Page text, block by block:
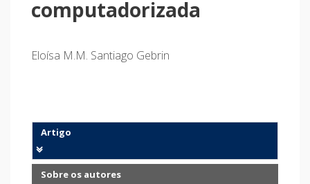
computadorizada
Eloísa M.M. Santiago Gebrin
Artigo
Sobre os autores